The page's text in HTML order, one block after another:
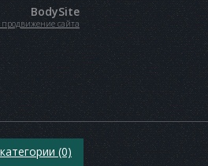
BodySite
сайта
(0)